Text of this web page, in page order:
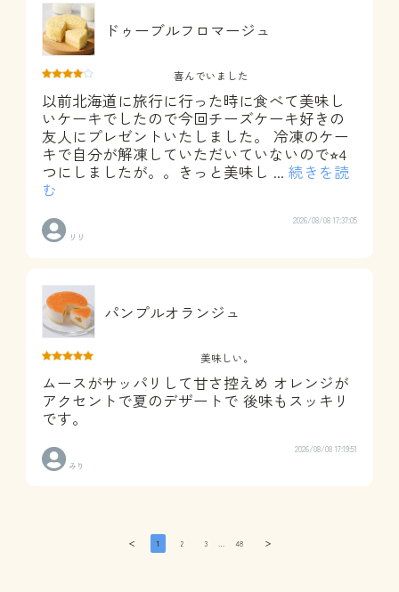
ドゥーブルフロマージュ
喜んでいました
以前北海道に旅行に行った時に食べて美味し
いケーキでしたので今回チーズケーキ好きの
友人にプレゼントいたしました。 冷凍のケー
キで自分が解凍していただいていないので⭐︎4
つにしましたが。。きっと美味し ... 続きを読
む
リリ
2026/08/08 17:37:05
パンプルオランジュ
美味しい。
ムースがサッパリして甘さ控えめ オレンジが
アクセントで夏のデザートで 後味もスッキリ
です。
みり
2026/08/08 17:19:51
＜ 1 2 3 … 48 ＞